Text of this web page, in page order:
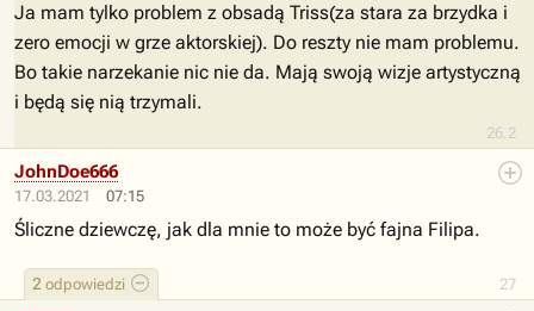
26.2
Ja mam tylko problem z obsadą Triss(za stara za brzydka i
zero emocji w grze aktorskiej). Do reszty nie mam problemu.
Bo takie narzekanie nic nie da. Mają swoją wizje artystyczną
i będą się nią trzymali.
17.03.2021 07:15
27
2 odpowiedzi
JohnDoe666
Śliczne dziewczę, jak dla mnie to może być fajna Filipa.